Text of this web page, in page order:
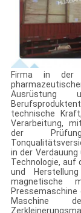
Firma in der
technische
Verarbeitung,
der
in der
Technologie, auf
und
magnetische
Maschine